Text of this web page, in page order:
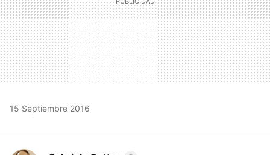
15 Septiembre 2016